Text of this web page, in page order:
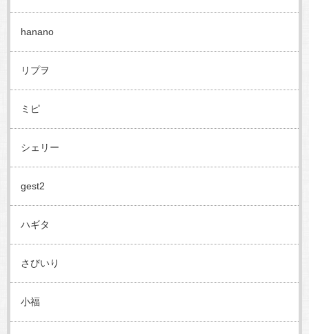
hanano
リプヲ
ミピ
シェリー
gest2
ハギタ
さびいり
小福